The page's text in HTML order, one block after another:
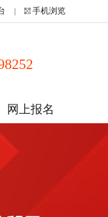
手机浏览
网上报名